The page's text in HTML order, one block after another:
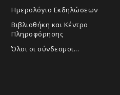
Ημερολόγιο Εκδηλώσεων
Βιβλιοθήκη και Κέντρο
Πληροφόρησης
Όλοι οι σύνδεσμοι...